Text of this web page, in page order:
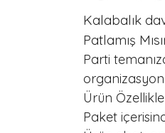
Kalabalık
Patlamış
Parti
Ürün
Paket